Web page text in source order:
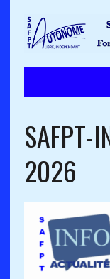
SAFPT-
2026